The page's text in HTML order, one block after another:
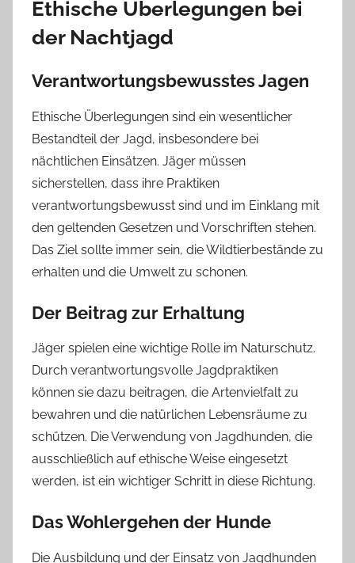
Ethische Überlegungen bei
der Nachtjagd
Verantwortungsbewusstes Jagen
Ethische Überlegungen sind ein wesentlicher
Bestandteil der Jagd, insbesondere bei
nächtlichen Einsätzen. Jäger müssen
sicherstellen, dass ihre Praktiken
verantwortungsbewusst sind und im Einklang mit
den geltenden Gesetzen und Vorschriften stehen.
Das Ziel sollte immer sein, die Wildtierbestände zu
erhalten und die Umwelt zu schonen.
Der Beitrag zur Erhaltung
Jäger spielen eine wichtige Rolle im Naturschutz.
Durch verantwortungsvolle Jagdpraktiken
können sie dazu beitragen, die Artenvielfalt zu
bewahren und die natürlichen Lebensräume zu
schützen. Die Verwendung von Jagdhunden, die
ausschließlich auf ethische Weise eingesetzt
werden, ist ein wichtiger Schritt in diese Richtung.
Das Wohlergehen der Hunde
Die Ausbildung und der Einsatz von Jagdhunden